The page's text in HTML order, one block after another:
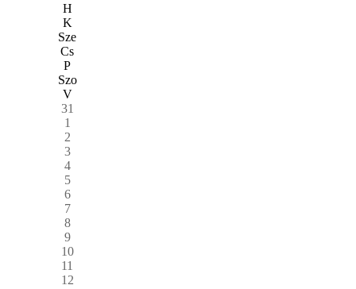
H
K
Sze
Cs
P
Szo
V
31
1
2
3
4
5
6
7
8
9
10
11
12